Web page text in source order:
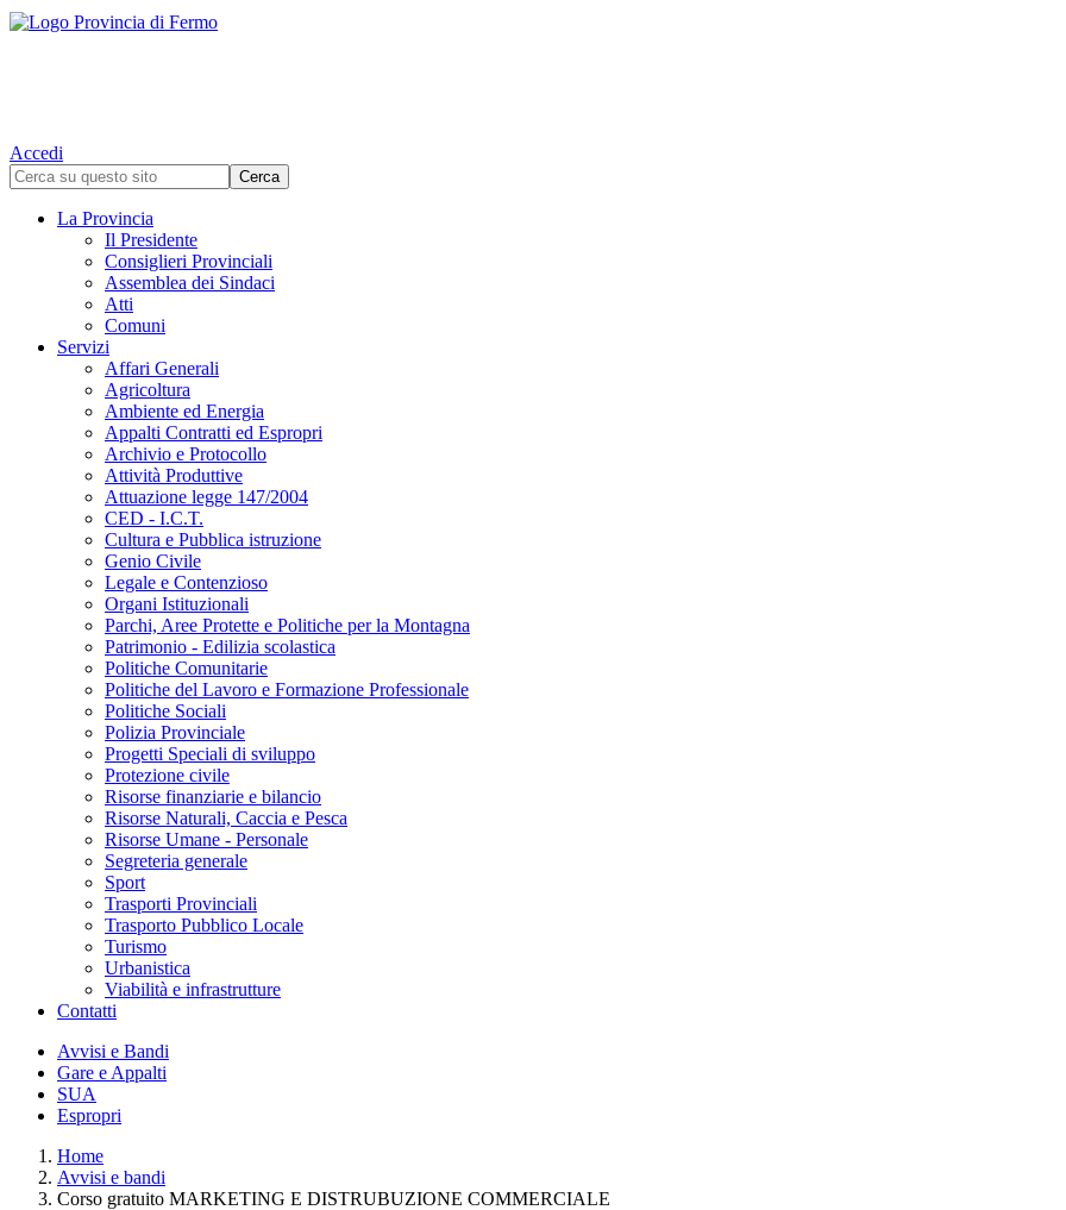
Accedi
La Provincia
Il Presidente
Consiglieri Provinciali
Assemblea dei Sindaci
Atti
Comuni
Servizi
Affari Generali
Agricoltura
Ambiente ed Energia
Appalti Contratti ed Espropri
Archivio e Protocollo
Attività Produttive
Attuazione legge 147/2004
CED - I.C.T.
Cultura e Pubblica istruzione
Genio Civile
Legale e Contenzioso
Organi Istituzionali
Parchi, Aree Protette e Politiche per la Montagna
Patrimonio - Edilizia scolastica
Politiche Comunitarie
Politiche del Lavoro e Formazione Professionale
Politiche Sociali
Polizia Provinciale
Progetti Speciali di sviluppo
Protezione civile
Risorse finanziarie e bilancio
Risorse Naturali, Caccia e Pesca
Risorse Umane - Personale
Segreteria generale
Sport
Trasporti Provinciali
Trasporto Pubblico Locale
Turismo
Urbanistica
Viabilità e infrastrutture
Contatti
Avvisi e Bandi
Gare e Appalti
SUA
Espropri
Home
Avvisi e bandi
Corso gratuito MARKETING E DISTRUBUZIONE COMMERCIALE